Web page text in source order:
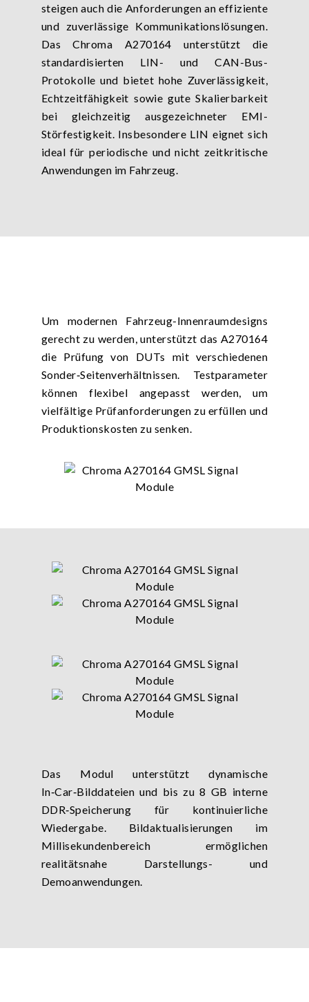
steigen auch die Anforderungen an effiziente
und zuverlässige Kommunikationslösungen.
Das Chroma A270164 unterstützt die
standardisierten LIN- und CAN-Bus-
Protokolle und bietet hohe Zuverlässigkeit,
Echtzeitfähigkeit sowie gute Skalierbarkeit
bei gleichzeitig ausgezeichneter EMI-
Störfestigkeit. Insbesondere LIN eignet sich
ideal für periodische und nicht zeitkritische
Anwendungen im Fahrzeug.
Um modernen Fahrzeug-Innenraumdesigns
gerecht zu werden, unterstützt das A270164
die Prüfung von DUTs mit verschiedenen
Sonder‑Seitenverhältnissen. Testparameter
können flexibel angepasst werden, um
vielfältige Prüfanforderungen zu erfüllen und
Produktionskosten zu senken.
Das Modul unterstützt dynamische
In‑Car‑Bilddateien und bis zu 8 GB interne
DDR‑Speicherung für kontinuierliche
Wiedergabe. Bildaktualisierungen im
Millisekundenbereich ermöglichen
realitätsnahe Darstellungs- und
Demoanwendungen.